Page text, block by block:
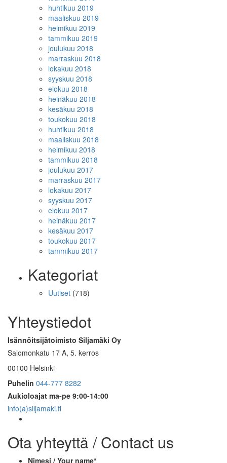
huhtikuu 2019
maaliskuu 2019
helmikuu 2019
tammikuu 2019
joulukuu 2018
marraskuu 2018
lokakuu 2018
syyskuu 2018
elokuu 2018
heinäkuu 2018
kesäkuu 2018
toukokuu 2018
huhtikuu 2018
maaliskuu 2018
helmikuu 2018
tammikuu 2018
joulukuu 2017
marraskuu 2017
lokakuu 2017
syyskuu 2017
elokuu 2017
heinäkuu 2017
kesäkuu 2017
toukokuu 2017
tammikuu 2017
Kategoriat
Uutiset (718)
Yhteystiedot
Isännöitsijätoimisto Siljamäki Oy
Salomonkatu 17 A, 5. kerros
00100 Helsinki
Puhelin 044-777 8282
Aukioloajat ma-pe 9:00-14:00
info(a)siljamaki.fi
Ota yhteyttä / Contact us
Nimesi / Your name*